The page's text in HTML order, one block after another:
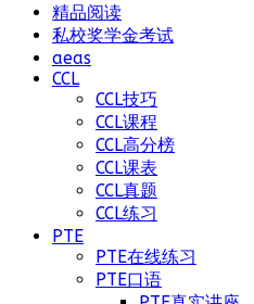
精品阅读
私校奖学金考试
aeas
CCL
CCL技巧
CCL课程
CCL高分榜
CCL课表
CCL真题
CCL练习
PTE
PTE在线练习
PTE口语